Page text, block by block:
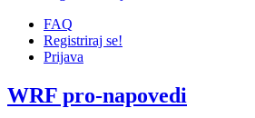
FAQ
Registriraj se!
Prijava
WRF pro-napovedi